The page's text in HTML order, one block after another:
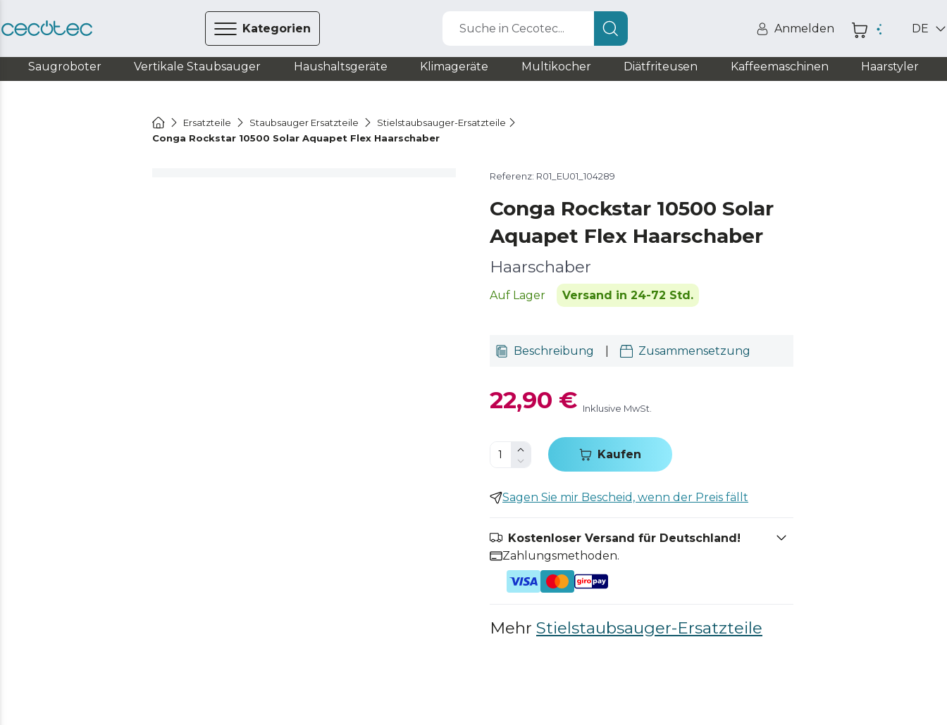
Kategorien Suche in Cecotec... Anmelden DE
Saugroboter Vertikale Staubsauger Haushaltsgeräte Klimageräte Multikocher Diätfriteusen Kaffeemaschinen Haarstyler
Ersatzteile Staubsauger Ersatzteile
Stielstaubsauger-Ersatzteile
Conga Rockstar 10500 Solar Aquapet Flex Haarschaber
Referenz: R01_EU01_104289
Conga Rockstar 10500 Solar
Aquapet Flex Haarschaber
Haarschaber
Auf Lager Versand in 24-72 Std.
Beschreibung Zusammensetzung
22,90 € Inklusive MwSt.
Kaufen
Sagen Sie mir Bescheid, wenn der Preis fällt
Kostenloser Versand für Deutschland!
Zahlungsmethoden.
Mehr Stielstaubsauger-Ersatzteile